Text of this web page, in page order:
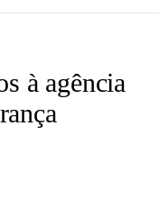
à agência